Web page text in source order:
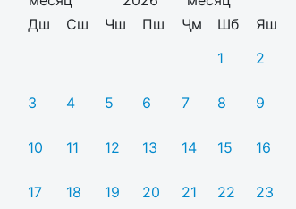
Дш
Сш Чш Пш Ҷм Шб
Яш
1
2
3 4 5 6 7 8 9
10 11 12 13 14 15 16
17 18 19 20 21 22 23